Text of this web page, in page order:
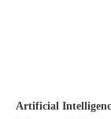
Artificial